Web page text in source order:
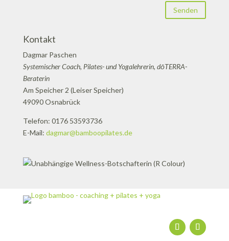
Senden
Kontakt
Dagmar Paschen
Systemischer Coach, Pilates- und Yogalehrerin, dōTERRA-
Beraterin
Am Speicher 2 (Leiser Speicher)
49090 Osnabrück
Telefon: 0176 53593736
E-Mail: dagmar@bamboopilates.de